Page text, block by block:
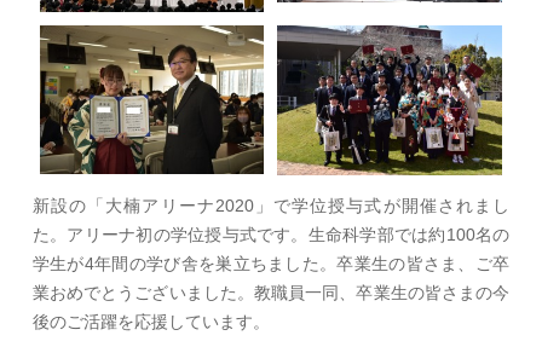
新設の「大楠アリーナ2020」で学位授与式が開催されまし
た。アリーナ初の学位授与式です。生命科学部では約100名の
学生が4年間の学び舎を巣立ちました。卒業生の皆さま、ご卒
業おめでとうございました。教職員一同、卒業生の皆さまの今
後のご活躍を応援しています。